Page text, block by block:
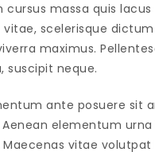
massa quis
scelerisque
maximus.
suscipit neque.
ante posuere sit
elementum
vitae